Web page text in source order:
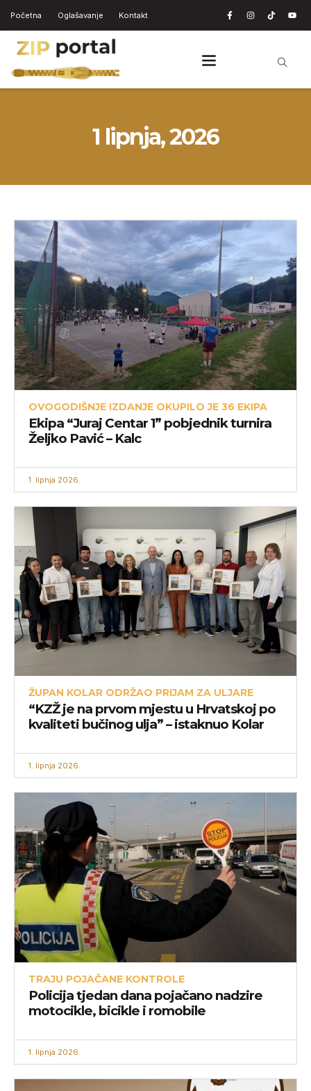
Početna Oglašavanje Kontakt
1 lipnja, 2026
OVOGODIŠNJE IZDANJE OKUPILO JE 36 EKIPA
Ekipa “Juraj Centar 1” pobjednik turnira
Željko Pavić – Kalc
1. lipnja 2026.
ŽUPAN KOLAR ODRŽAO PRIJAM ZA ULJARE
“KZŽ je na prvom mjestu u Hrvatskoj po
kvaliteti bučinog ulja” – istaknuo Kolar
1. lipnja 2026.
TRAJU POJAČANE KONTROLE
Policija tjedan dana pojačano nadzire
motocikle, bicikle i romobile
1. lipnja 2026.